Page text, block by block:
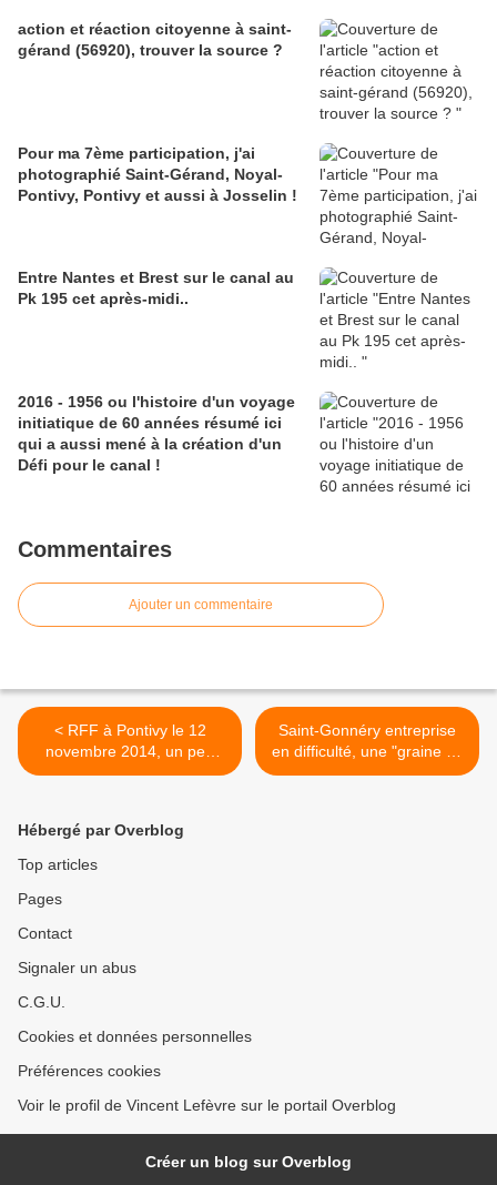
action et réaction citoyenne à saint-
gérand (56920), trouver la source ?
Pour ma 7ème participation, j'ai
photographié Saint-Gérand, Noyal-
Pontivy, Pontivy et aussi à Josselin !
Entre Nantes et Brest sur le canal au
Pk 195 cet après-midi..
2016 - 1956 ou l'histoire d'un voyage
initiatique de 60 années résumé ici
qui a aussi mené à la création d'un
Défi pour le canal !
Commentaires
Ajouter un commentaire
< RFF à Pontivy le 12
novembre 2014, un peu
comme devant Louis XVI en
Saint-Gonnéry entreprise
en difficulté, une "graine de
solution" est en
Hébergé par Overblog
Top articles
Pages
Contact
Signaler un abus
C.G.U.
Cookies et données personnelles
Préférences cookies
Voir le profil de Vincent Lefèvre sur le portail Overblog
Créer un blog sur Overblog